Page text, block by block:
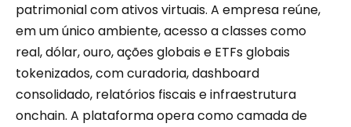
patrimonial com ativos virtuais. A empresa reúne,
em um único ambiente, acesso a classes como
real, dólar, ouro, ações globais e ETFs globais
tokenizados, com curadoria, dashboard
consolidado, relatórios fiscais e infraestrutura
onchain. A plataforma opera como camada de